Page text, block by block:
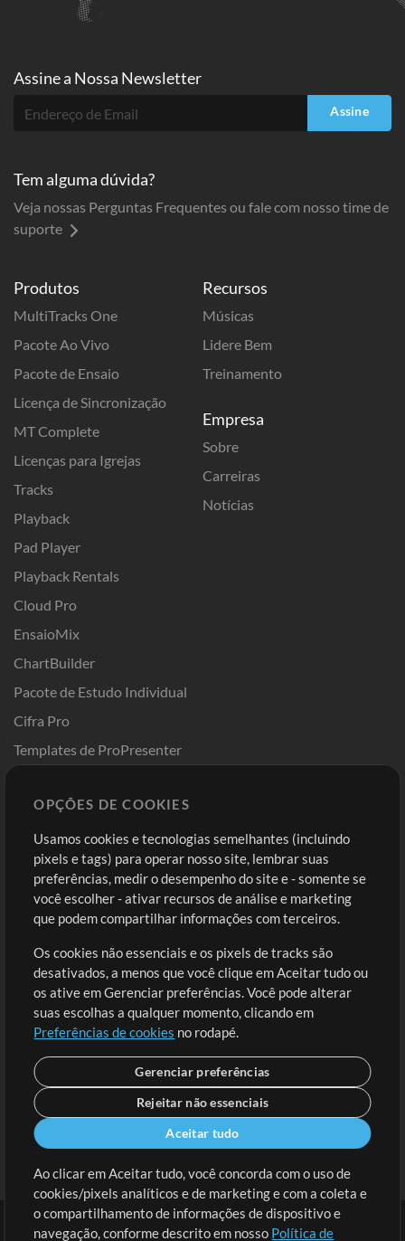
Produtos
MultiTracks One
Pacote Ao Vivo
Pacote de Ensaio
Licença de Sincronização
MT Complete
Licenças para Igrejas
Tracks
Playback
Pad Player
Playback Rentals
Cloud Pro
EnsaioMix
ChartBuilder
Pacote de Estudo Individual
Cifra Pro
Templates de ProPresenter
Recursos
Músicas
Lidere Bem
Treinamento
Empresa
Sobre
Carreiras
Notícias
Comprar Créditos
Conteúdo Grátis
Solicite uma Música
Extras
Sessões
Envie seu conteúdo
Playlist
MT Conference
Entre
Cadastre-se
Ir ao carrinho
Assine a Nossa Newsletter
Assine
Tem alguma dúvida?
Veja nossas Perguntas Frequentes ou fale com nosso time de
suporte
OPÇÕES DE COOKIES
Usamos cookies e tecnologias semelhantes (incluindo
pixels e tags) para operar nosso site, lembrar suas
preferências, medir o desempenho do site e - somente se
você escolher - ativar recursos de análise e marketing
que podem compartilhar informações com terceiros.
Os cookies não essenciais e os pixels de tracks são
desativados, a menos que você clique em Aceitar tudo ou
os ative em Gerenciar preferências. Você pode alterar
suas escolhas a qualquer momento, clicando em
Preferências de cookies no rodapé.
Gerenciar preferências
Rejeitar não essenciais
Aceitar tudo
Ao clicar em Aceitar tudo, você concorda com o uso de
cookies/pixels analíticos e de marketing e com a coleta e
o compartilhamento de informações de dispositivo e
navegação, conforme descrito em nosso Política de